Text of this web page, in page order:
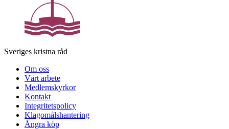
Sveriges kristna råd
Om oss
Vårt arbete
Medlemskyrkor
Kontakt
Integritetspolicy
Klagomålshantering
Ångra köp